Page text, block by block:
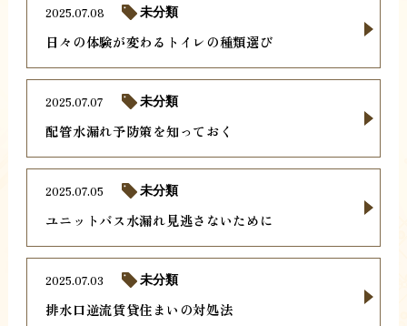
日々の体験が変わるトイレの種類選び
2025.07.08 未分類
配管水漏れ予防策を知っておく
2025.07.07 未分類
ユニットバス水漏れ見逃さないために
2025.07.05 未分類
排水口逆流賃貸住まいの対処法
2025.07.03 未分類